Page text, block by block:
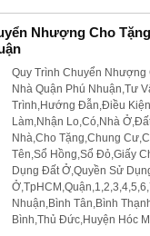
Nhượng Cho
Quy Trình Chuyển
Nhà Quận Phú Nhuận,Tư
Trình,Hướng Đẫn,Điều
Làm,Nhận Lo,Có,Nhà
Nhà,Cho Tặng,Chung
Tên,Sổ Hồng,Sổ Đỏ,Giấy
Dụng Đất Ở,Quyền Sử
Nhuận,Bình Tân,Bình
Bình,Thủ Đức,Huyện Hóc